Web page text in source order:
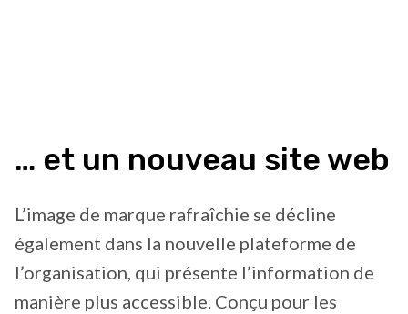
… et un nouveau site web
L’image de marque rafraîchie se décline
également dans la nouvelle plateforme de
l’organisation, qui présente l’information de
manière plus accessible. Conçu pour les